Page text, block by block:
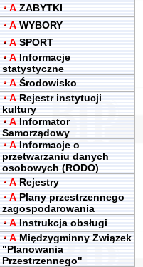
A ZABYTKI
A WYBORY
A SPORT
A Informacje
statystyczne
A Środowisko
A Rejestr instytucji
kultury
A Informator
Samorządowy
A Informacje o
przetwarzaniu danych
osobowych (RODO)
A Rejestry
A Plany przestrzennego
zagospodarowania
A Instrukcja obsługi
A Międzygminny Związek
"Planowania
Przestrzennego"